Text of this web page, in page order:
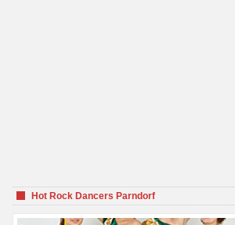
Hot Rock Dancers Parndorf